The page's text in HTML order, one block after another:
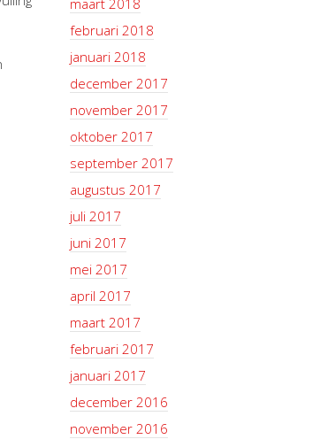
maart 2018
februari 2018
januari 2018
december 2017
november 2017
oktober 2017
september 2017
augustus 2017
juli 2017
juni 2017
mei 2017
april 2017
maart 2017
februari 2017
januari 2017
december 2016
november 2016